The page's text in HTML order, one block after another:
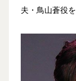
夫・鳥山蒼役